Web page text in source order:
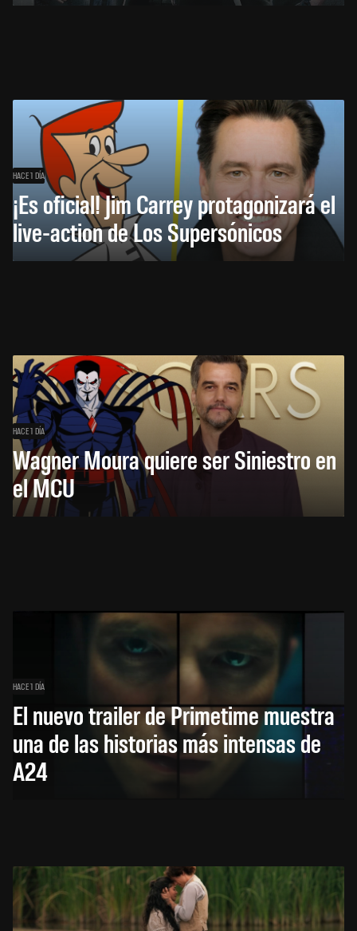
HACE 1 DÍA
¡Es oficial! Jim Carrey protagonizará el
live-action de Los Supersónicos
HACE 1 DÍA
Wagner Moura quiere ser Siniestro en
el MCU
HACE 1 DÍA
El nuevo trailer de Primetime muestra
una de las historias más intensas de
A24